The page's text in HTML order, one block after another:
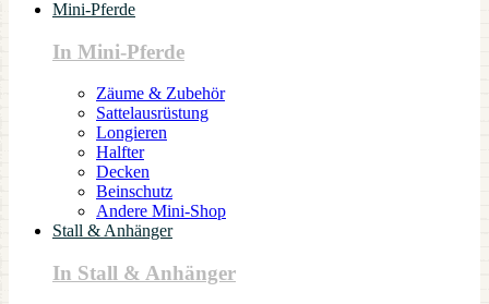
Mini-Pferde
In Mini-Pferde
Zäume & Zubehör
Sattelausrüstung
Longieren
Halfter
Decken
Beinschutz
Andere Mini-Shop
Stall & Anhänger
In Stall & Anhänger